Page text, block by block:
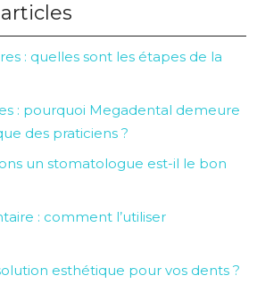
: quelles sont les étapes de la
: pourquoi Megadental demeure
des praticiens ?
un stomatologue est-il le bon
: comment l’utiliser
esthétique pour vos dents ?